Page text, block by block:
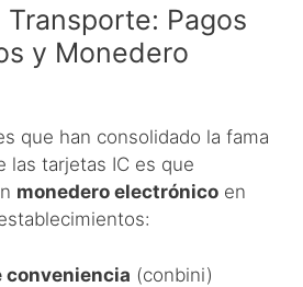
Transporte: Pagos
y Monedero
que han consolidado la fama
las tarjetas IC es que
monedero electrónico en
conveniencia (conbini)